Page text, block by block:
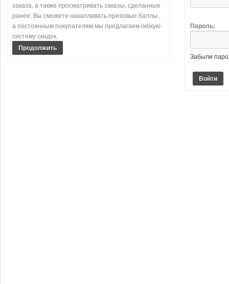
заказа, а также просматривать заказы, сделанные
ранее. Вы сможете накапливать призовые баллы ,
а постоянным покупателям мы предлагаем гибкую
систему скидок.
Продолжить
Пароль:
Забыли